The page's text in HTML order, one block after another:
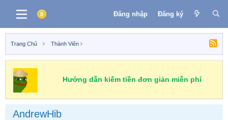
Đăng nhập Đăng ký
Trang Chủ Thành Viên
Hướng dẫn kiếm tiền đơn giản miễn phí
AndrewHib